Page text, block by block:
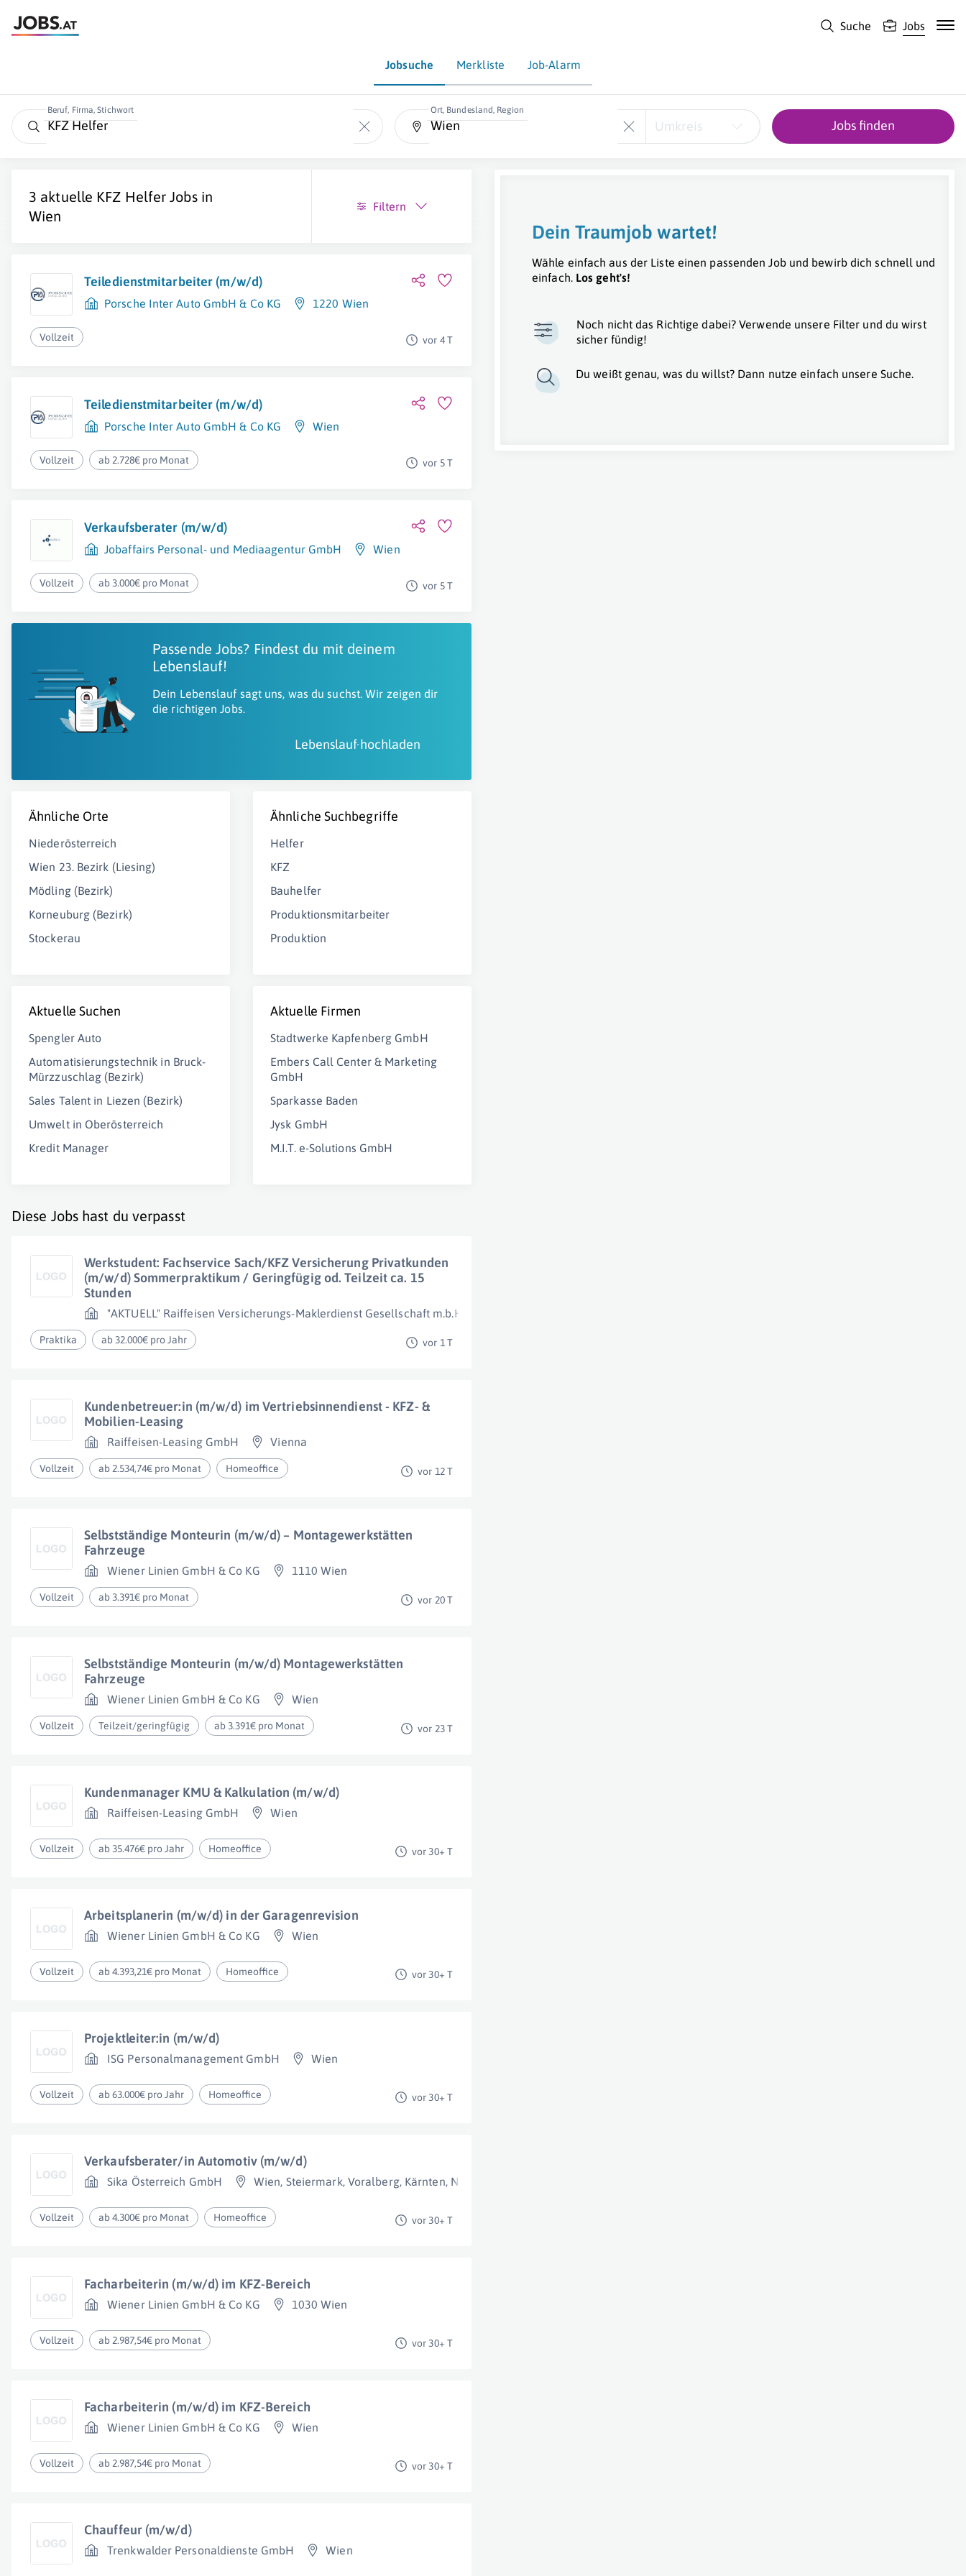
Suche Jobs
Jobsuche Merkliste Job-Alarm
Beruf, Firma, Stichwort Ort, Bundesland, Region
Umkreis Jobs finden
3 aktuelle KFZ Helfer Jobs in
Wien
Filtern
Teiledienstmitarbeiter (m/w/d)
Porsche Inter Auto GmbH & Co KG 1220 Wien
Vollzeit vor 4 T
Teiledienstmitarbeiter (m/w/d)
Porsche Inter Auto GmbH & Co KG Wien
Vollzeit ab 2.728€ pro Monat vor 5 T
Verkaufsberater (m/w/d)
Jobaffairs Personal- und Mediaagentur GmbH Wien
Vollzeit ab 3.000€ pro Monat vor 5 T
Passende Jobs? Findest du mit deinem
Lebenslauf!
Dein Lebenslauf sagt uns, was du suchst. Wir zeigen dir
die richtigen Jobs.
Lebenslauf hochladen
Ähnliche Orte
Niederösterreich
Wien 23. Bezirk (Liesing)
Mödling (Bezirk)
Korneuburg (Bezirk)
Stockerau
Ähnliche Suchbegriffe
Helfer
KFZ
Bauhelfer
Produktionsmitarbeiter
Produktion
Aktuelle Suchen
Spengler Auto
Automatisierungstechnik in Bruck-
Mürzzuschlag (Bezirk)
Sales Talent in Liezen (Bezirk)
Umwelt in Oberösterreich
Kredit Manager
Aktuelle Firmen
Stadtwerke Kapfenberg GmbH
Embers Call Center & Marketing
GmbH
Sparkasse Baden
Jysk GmbH
M.I.T. e-Solutions GmbH
Diese Jobs hast du verpasst
Werkstudent: Fachservice Sach/KFZ Versicherung Privatkunden
(m/w/d) Sommerpraktikum / Geringfügig od. Teilzeit ca. 15
Stunden
"AKTUELL" Raiffeisen Versicherungs-Maklerdienst Gesellschaft m.b.H.
Praktika ab 32.000€ pro Jahr vor 1 T
Kundenbetreuer:in (m/w/d) im Vertriebsinnendienst - KFZ- &
Mobilien-Leasing
Raiffeisen-Leasing GmbH Vienna
Vollzeit ab 2.534,74€ pro Monat Homeoffice vor 12 T
Selbstständige Monteurin (m/w/d) – Montagewerkstätten
Fahrzeuge
Wiener Linien GmbH & Co KG 1110 Wien
Vollzeit ab 3.391€ pro Monat vor 20 T
Selbstständige Monteurin (m/w/d) Montagewerkstätten
Fahrzeuge
Wiener Linien GmbH & Co KG Wien
Vollzeit Teilzeit/geringfügig ab 3.391€ pro Monat vor 23 T
Kundenmanager KMU & Kalkulation (m/w/d)
Raiffeisen-Leasing GmbH Wien
Vollzeit ab 35.476€ pro Jahr Homeoffice vor 30+ T
Arbeitsplanerin (m/w/d) in der Garagenrevision
Wiener Linien GmbH & Co KG Wien
Vollzeit ab 4.393,21€ pro Monat Homeoffice vor 30+ T
Projektleiter:in (m/w/d)
ISG Personalmanagement GmbH Wien
Vollzeit ab 63.000€ pro Jahr Homeoffice vor 30+ T
Verkaufsberater/in Automotiv (m/w/d)
Sika Österreich GmbH Wien, Steiermark, Voralberg, Kärnten, Niederösterreich
Vollzeit ab 4.300€ pro Monat Homeoffice vor 30+ T
Facharbeiterin (m/w/d) im KFZ-Bereich
Wiener Linien GmbH & Co KG 1030 Wien
Vollzeit ab 2.987,54€ pro Monat vor 30+ T
Facharbeiterin (m/w/d) im KFZ-Bereich
Wiener Linien GmbH & Co KG Wien
Vollzeit ab 2.987,54€ pro Monat vor 30+ T
Chauffeur (m/w/d)
Trenkwalder Personaldienste GmbH Wien
Dein Traumjob wartet!
Wähle einfach aus der Liste einen passenden Job und bewirb dich schnell und
einfach. Los geht's!
Noch nicht das Richtige dabei? Verwende unsere Filter und du wirst
sicher fündig!
Du weißt genau, was du willst? Dann nutze einfach unsere Suche.